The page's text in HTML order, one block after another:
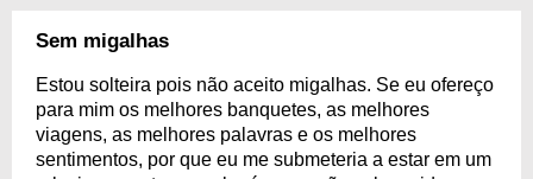
Sem migalhas
Estou solteira pois não aceito migalhas. Se eu ofereço
para mim os melhores banquetes, as melhores
viagens, as melhores palavras e os melhores
sentimentos, por que eu me submeteria a estar em um